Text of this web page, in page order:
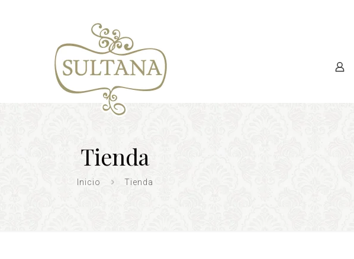
Tienda
Inicio Tienda